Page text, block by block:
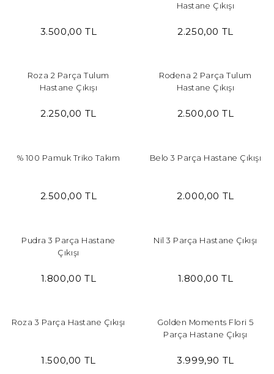
3.500,00 TL
Hastane Çıkışı
2.250,00 TL
Roza 2 Parça Tulum
Hastane Çıkışı
2.250,00 TL
Rodena 2 Parça Tulum
Hastane Çıkışı
2.500,00 TL
% 100 Pamuk Triko Takım
2.500,00 TL
Belo 3 Parça Hastane Çıkışı
2.000,00 TL
Pudra 3 Parça Hastane
Çıkışı
1.800,00 TL
Nil 3 Parça Hastane Çıkışı
1.800,00 TL
Roza 3 Parça Hastane Çıkışı
1.500,00 TL
Golden Moments Flori 5
Parça Hastane Çıkışı
3.999,90 TL